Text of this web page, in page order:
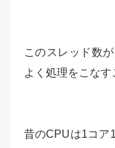
このスレッド数
よく処理をこなす
昔のCPUは1コア